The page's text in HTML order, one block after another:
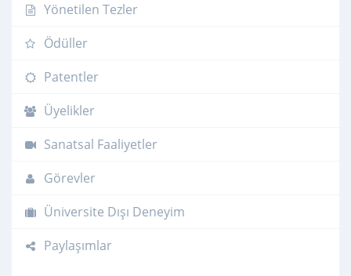
Yönetilen Tezler
Ödüller
Patentler
Üyelikler
Sanatsal Faaliyetler
Görevler
Üniversite Dışı Deneyim
Paylaşımlar